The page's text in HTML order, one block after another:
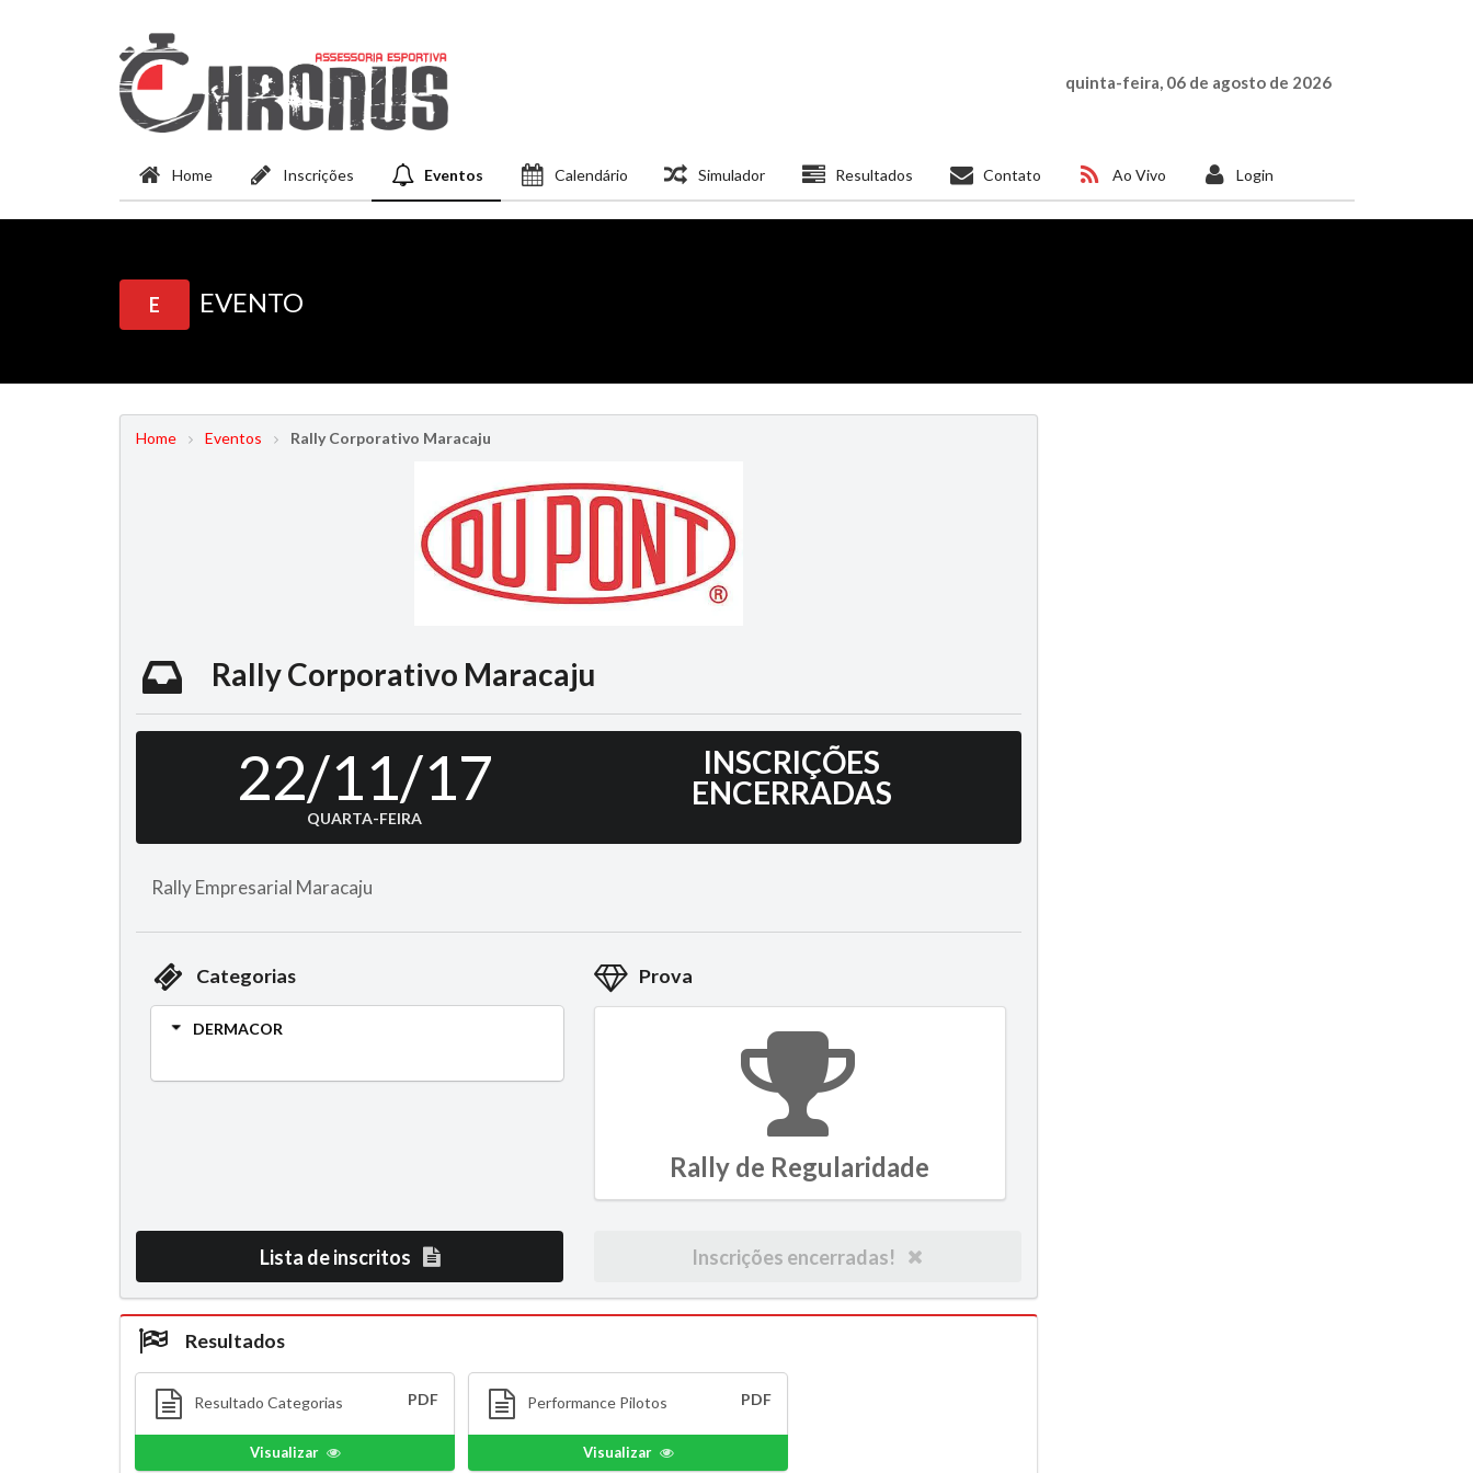
quinta-feira, 06 de agosto de 2026
Home Inscrições Eventos Calendário Simulador Resultados Contato Ao Vivo Login
E EVENTO
Home Eventos Rally Corporativo Maracaju
Rally Corporativo Maracaju
22/11/17
QUARTA-FEIRA
INSCRIÇÕES
ENCERRADAS
Rally Empresarial Maracaju
Categorias
DERMACOR
Prova
Rally de Regularidade
Lista de inscritos Inscrições encerradas!
Resultados
Resultado Categorias PDF
Visualizar
Performance Pilotos PDF
Visualizar